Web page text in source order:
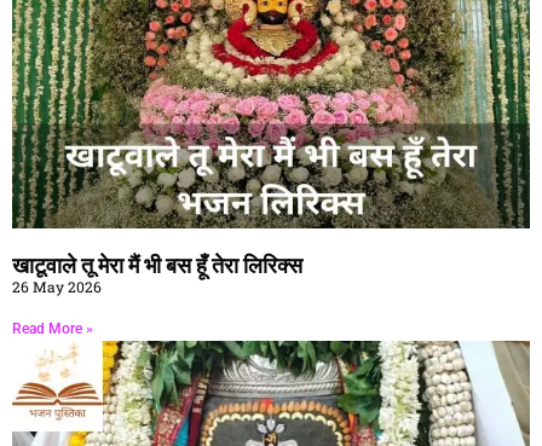
खाटूवाले तू मेरा मैं भी बस हूँ तेरा लिरिक्स
26 May 2026
Read More »